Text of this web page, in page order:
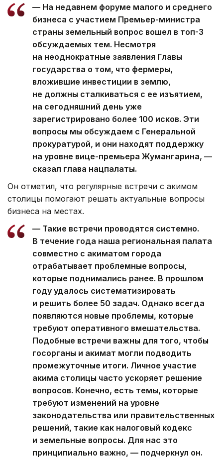
— На недавнем форуме малого и среднего
бизнеса с участием Премьер-министра
страны земельный вопрос вошел в топ-3
обсуждаемых тем. Несмотря
на неоднократные заявления Главы
государства о том, что фермеры,
вложившие инвестиции в землю,
не должны сталкиваться с ее изъятием,
на сегодняшний день уже
зарегистрировано более 100 исков. Эти
вопросы мы обсуждаем с Генеральной
прокуратурой, и они находят поддержку
на уровне вице-премьера Жумангарина, —
сказал глава нацпалаты.
Он отметил, что регулярные встречи с акимом
столицы помогают решать актуальные вопросы
бизнеса на местах.
— Такие встречи проводятся системно.
В течение года наша региональная палата
совместно с акиматом города
отрабатывает проблемные вопросы,
которые поднимались ранее. В прошлом
году удалось систематизировать
и решить более 50 задач. Однако всегда
появляются новые проблемы, которые
требуют оперативного вмешательства.
Подобные встречи важны для того, чтобы
госорганы и акимат могли подводить
промежуточные итоги. Личное участие
акима столицы часто ускоряет решение
вопросов. Конечно, есть темы, которые
требуют изменений на уровне
законодательства или правительственных
решений, такие как налоговый кодекс
и земельные вопросы. Для нас это
принципиально важно, — подчеркнул он.